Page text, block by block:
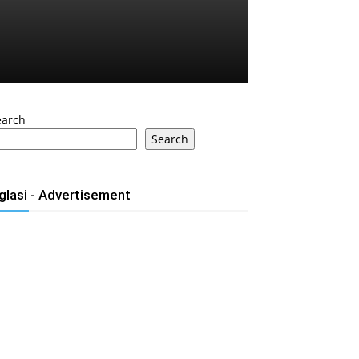
Search
- Advertisement